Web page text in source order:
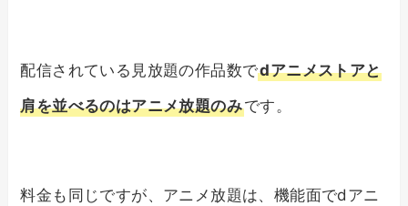
配信されている見放題の作品数でdアニメストアと
肩を並べるのはアニメ放題のみです。
料金も同じですが、アニメ放題は、機能面でdアニ